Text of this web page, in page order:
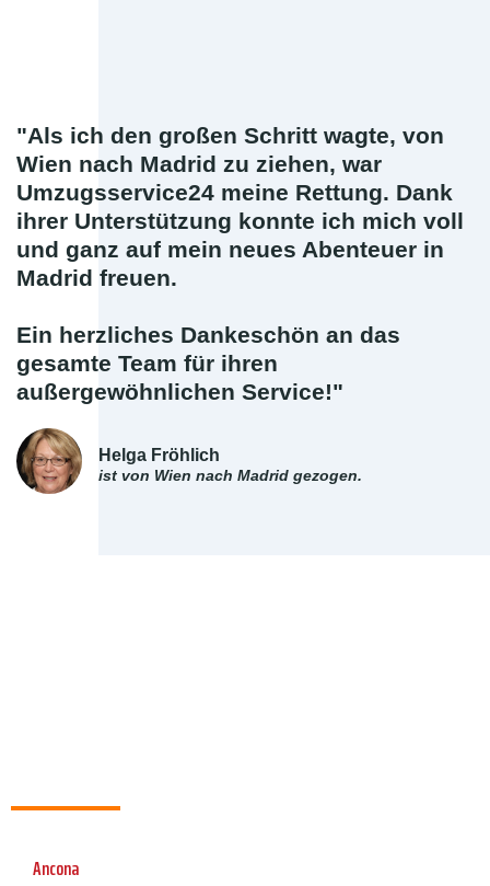
"Als ich den großen Schritt wagte, von
Wien nach Madrid zu ziehen, war
Umzugsservice24 meine Rettung. Dank
ihrer Unterstützung konnte ich mich voll
und ganz auf mein neues Abenteuer in
Madrid freuen.
Ein herzliches Dankeschön an das
gesamte Team für ihren
außergewöhnlichen Service!"
Helga Fröhlich
ist von Wien nach Madrid gezogen.
Ancona